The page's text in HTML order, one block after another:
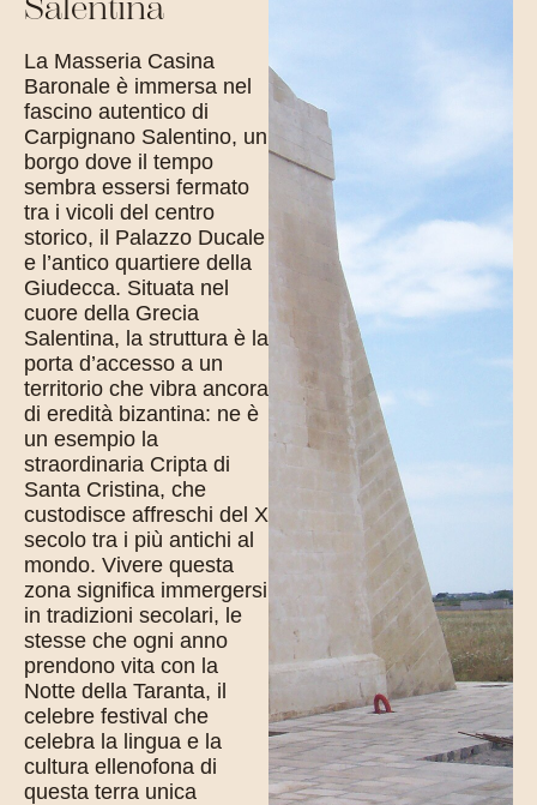
La Masseria Casina
Baronale è immersa nel
fascino autentico di
Carpignano Salentino, un
borgo dove il tempo
sembra essersi fermato
tra i vicoli del centro
storico, il Palazzo Ducale
e l’antico quartiere della
Giudecca. Situata nel
cuore della Grecia
Salentina, la struttura è la
porta d’accesso a un
territorio che vibra ancora
di eredità bizantina: ne è
un esempio la
straordinaria Cripta di
Santa Cristina, che
custodisce affreschi del X
secolo tra i più antichi al
mondo. Vivere questa
zona significa immergersi
in tradizioni secolari, le
stesse che ogni anno
prendono vita con la
Notte della Taranta, il
celebre festival che
celebra la lingua e la
cultura ellenofona di
questa terra unica